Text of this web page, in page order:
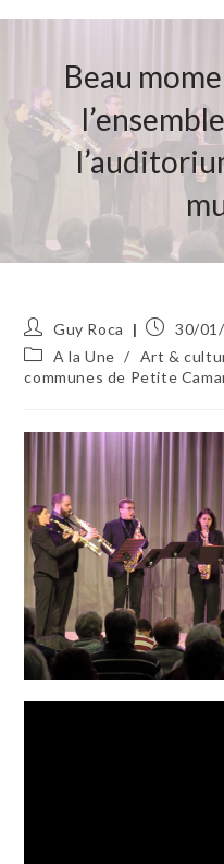
Beau
Auteur/autrice
de
publication :
Guy Roca
publiée :
30/
Post
category:
A la Une / Art &
communes de Petite